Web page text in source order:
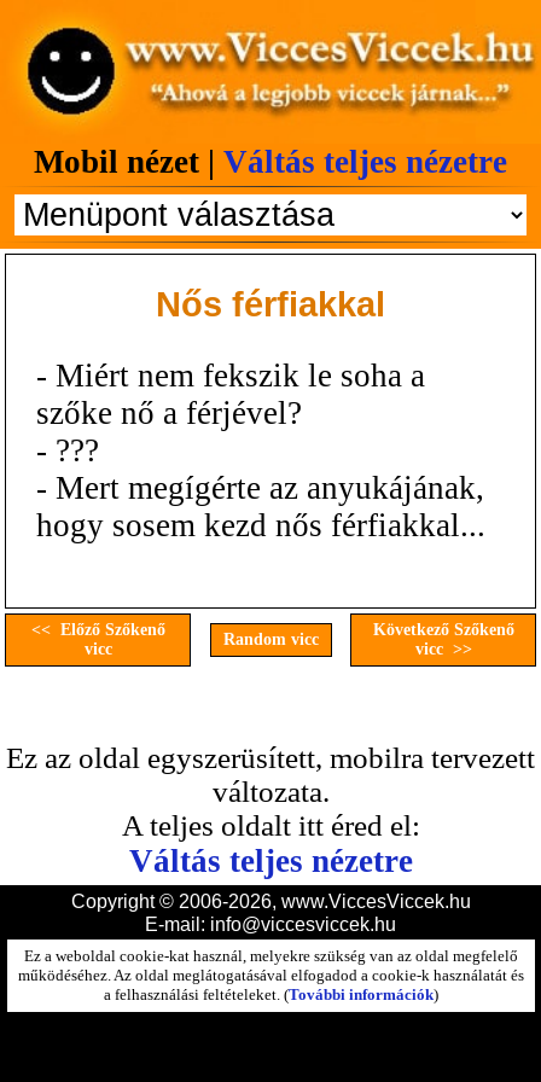
Mobil nézet | Váltás teljes nézetre
Nős férfiakkal
- Miért nem fekszik le soha a
szőke nő a férjével?
- ???
- Mert megígérte az anyukájának,
hogy sosem kezd nős férfiakkal...
<< Előző Szőkenő
vicc
Random vicc
Következő Szőkenő
vicc >>
Ez az oldal egyszerüsített, mobilra tervezett
változata.
A teljes oldalt itt éred el:
Váltás teljes nézetre
Copyright © 2006-2026, www.ViccesViccek.hu
E-mail: info@viccesviccek.hu
Ez a weboldal cookie-kat használ, melyekre szükség van az oldal megfelelő
működéséhez. Az oldal meglátogatásával elfogadod a cookie-k használatát és
a felhasználási feltételeket. (További információk)